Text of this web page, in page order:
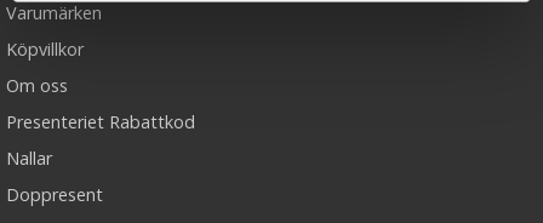
Varumärken
Köpvillkor
Om oss
Presenteriet Rabattkod
Nallar
Doppresent